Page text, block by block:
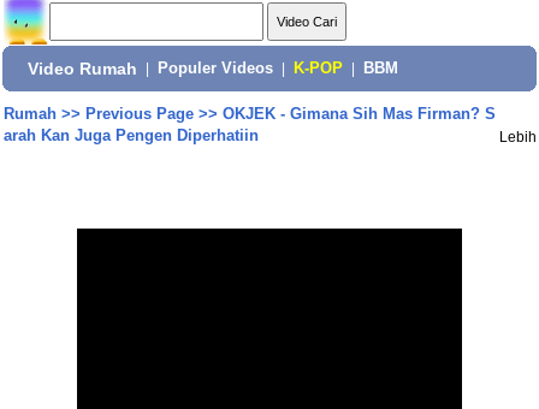
Video Rumah Populer Videos K-POP BBM
Rumah>> Previous Page>> OKJEK - Gimana Sih Mas Firman? S
arah Kan Juga Pengen Diperhatiin
Lebih